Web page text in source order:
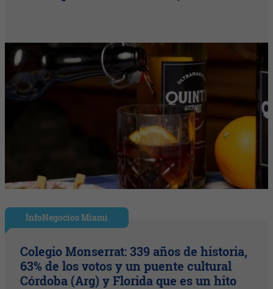
InfoNegocios Miami
Colegio Monserrat: 339 años de historia,
63% de los votos y un puente cultural
Córdoba (Arg) y Florida que es un hito